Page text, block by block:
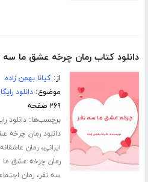
دانلود کتاب رمان چرخه عشق ما سه
از:کیانا بهمن زاده
موضوع:دانلود
۲۶۹ صفحه
برچسب‌ها:دانلود
دانلود رمان چرخه
ایرانی،رمان عاشقانه
رمان چرخه عشق ما
سه نفر،رمان